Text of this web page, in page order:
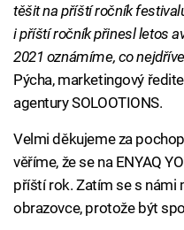
těšit na příští ročník
i příští ročník přinesl letos
2021 oznámíme, co
Pýcha, marketingový
agentury SOLOOTIONS.
Velmi děkujeme za
věříme, že se na ENYAQ
příští rok. Zatím se s námi
obrazovce, protože být